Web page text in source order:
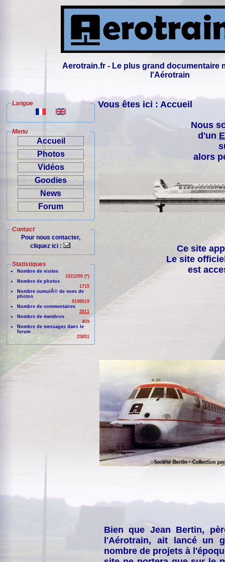
Aerotrain.fr - Le plus grand documentaire
l'Aérotrain
Langue
Menu
Accueil
Photos
Vidéos
Goodies
News
Forum
Contact
Pour nous contacter,
cliquez ici :
Statistiques
Nombre de visites
1021059 (*)
Nombre de photos
1715
Nombre cumulÃ© de vues de
photos
9198019
Nombre de commentaires
2811
Nombre de membres
409
Nombre de messages dans le
forum
25851
Vous êtes ici : Accueil
Nous
d'un
alors
Ce site
Le site
est
Bien que Jean Bertin,
l'Aérotrain, ait lancé un
nombre de projets à